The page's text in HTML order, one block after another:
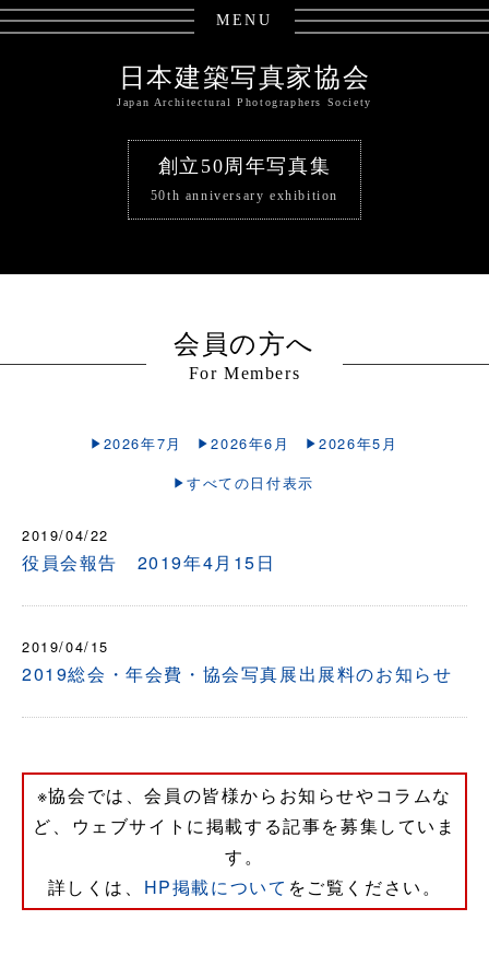
MENU
日本建築写真家協会
Japan Architectural Photographers Society
創立50周年写真集
50th anniversary exhibition
会員の方へ
For Members
2026年7月 2026年6月
2026年5月
すべての日付表示
2019/04/22
役員会報告 2019年4月15日
2019/04/15
2019総会・年会費・協会写真展出展料のお知らせ
※協会では、会員の皆様からお知らせやコラムな
ど、ウェブサイトに掲載する記事を募集していま
す。
詳しくは、 HP掲載について をご覧ください。